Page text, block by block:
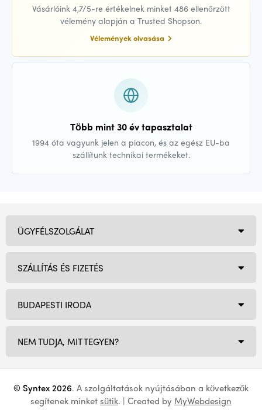
Vásárlóink 4,7/5-re értékelnek minket 486 ellenőrzött
vélemény alapján a Trusted Shopson.
Vélemények olvasása
Több mint 30 év tapasztalat
1994 óta vagyunk jelen a piacon, és az egész EU-ba
szállítunk technikai termékeket.
BUDAPESTI IRODA
NEM TUDJA, MIT TEGYEN?
ÜGYFÉLSZOLGÁLAT
SZÁLLÍTÁS ÉS FIZETÉS
© Syntex 2026. A szolgáltatások nyújtásában a következők
segítenek minketsütik. | Created by MyWebdesign